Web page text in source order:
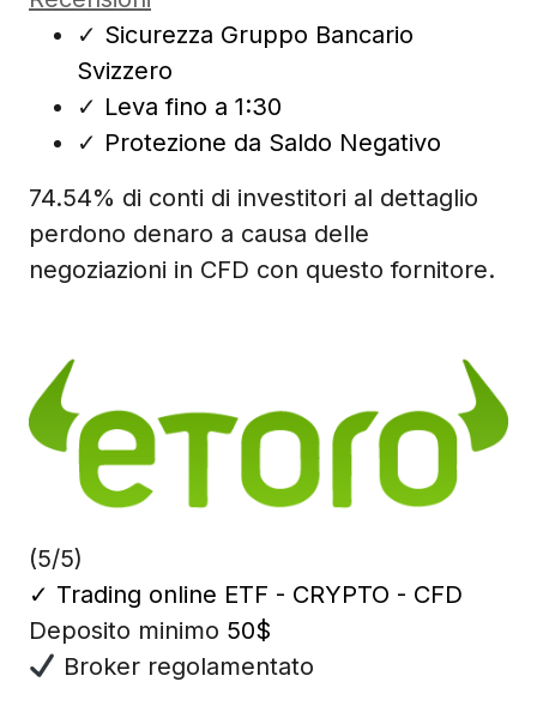
✓ Sicurezza Gruppo Bancario
Svizzero
✓ Leva fino a 1:30
✓ Protezione da Saldo Negativo
74.54% di conti di investitori al dettaglio
perdono denaro a causa delle
negoziazioni in CFD con questo fornitore.
(5/5)
✓ Trading online ETF - CRYPTO - CFD
Deposito minimo 50$
Broker regolamentato